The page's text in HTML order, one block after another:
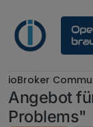
ioBroker
Angebot
Problems"